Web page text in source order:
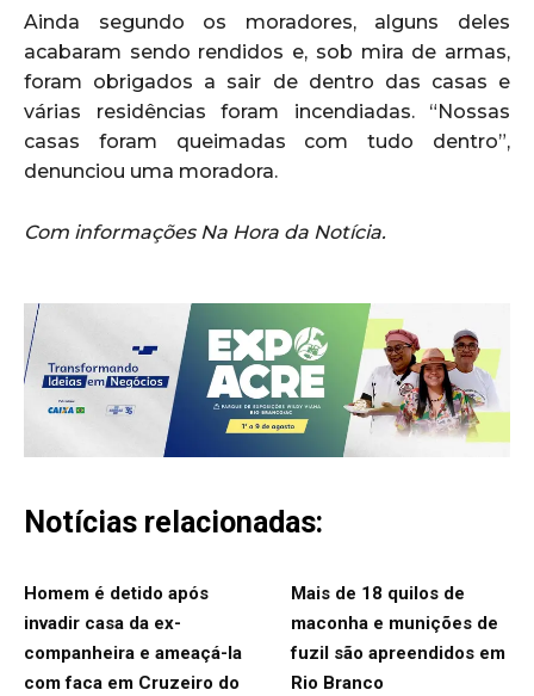
Ainda segundo os moradores, alguns deles
acabaram sendo rendidos e, sob mira de armas,
foram obrigados a sair de dentro das casas e
várias residências foram incendiadas. “Nossas
casas foram queimadas com tudo dentro”,
denunciou uma moradora.
Com informações Na Hora da Notícia.
Notícias relacionadas:
Homem é detido após
invadir casa da ex-
companheira e ameaçá-la
com faca em Cruzeiro do
Mais de 18 quilos de
maconha e munições de
fuzil são apreendidos em
Rio Branco